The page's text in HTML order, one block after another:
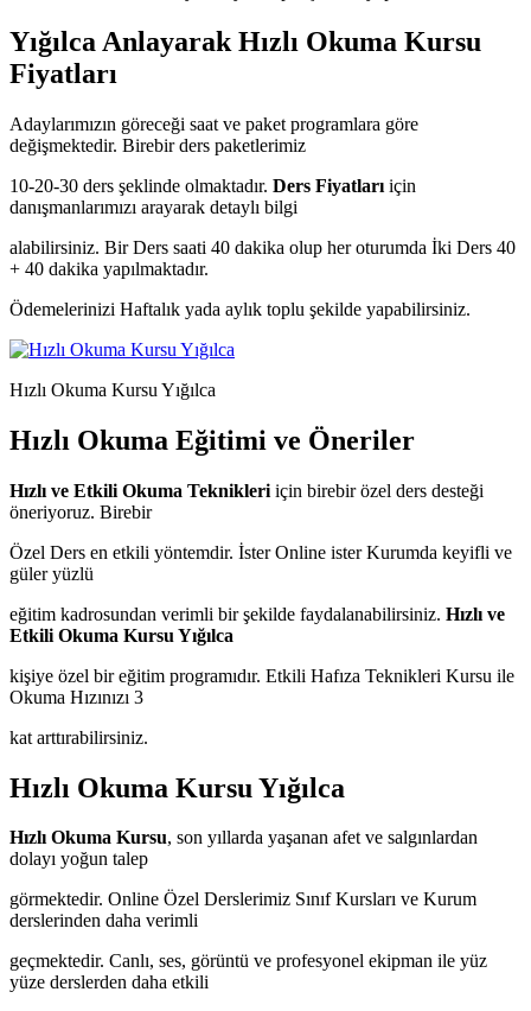
Yığılca Anlayarak Hızlı Okuma Kursu
Fiyatları
Adaylarımızın göreceği saat ve paket programlara göre
değişmektedir. Birebir ders paketlerimiz
10-20-30 ders şeklinde olmaktadır. Ders Fiyatları için
danışmanlarımızı arayarak detaylı bilgi
alabilirsiniz. Bir Ders saati 40 dakika olup her oturumda İki Ders 40
+ 40 dakika yapılmaktadır.
Ödemelerinizi Haftalık yada aylık toplu şekilde yapabilirsiniz.
Hızlı Okuma Kursu Yığılca
Hızlı Okuma Eğitimi ve Öneriler
Hızlı ve Etkili Okuma Teknikleri için birebir özel ders desteği
öneriyoruz. Birebir
Özel Ders en etkili yöntemdir. İster Online ister Kurumda keyifli ve
güler yüzlü
eğitim kadrosundan verimli bir şekilde faydalanabilirsiniz. Hızlı ve
Etkili Okuma Kursu Yığılca
kişiye özel bir eğitim programıdır. Etkili Hafıza Teknikleri Kursu ile
Okuma Hızınızı 3
kat arttırabilirsiniz.
Hızlı Okuma Kursu Yığılca
Hızlı Okuma Kursu, son yıllarda yaşanan afet ve salgınlardan
dolayı yoğun talep
görmektedir. Online Özel Derslerimiz Sınıf Kursları ve Kurum
derslerinden daha verimli
geçmektedir. Canlı, ses, görüntü ve profesyonel ekipman ile yüz
yüze derslerden daha etkili